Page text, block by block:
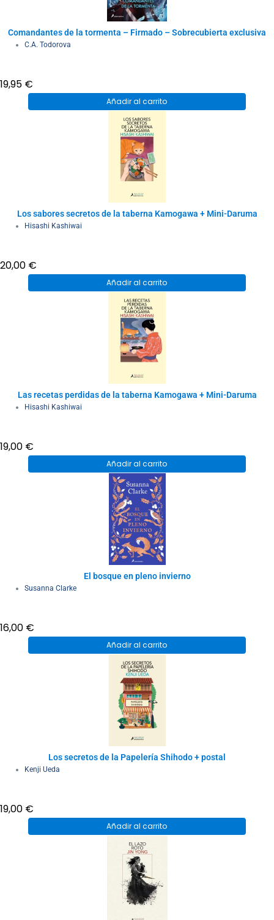
Comandantes de la tormenta – Firmado – Sobrecubierta exclusiva
C.A. Todorova
19,95 €
Añadir al carrito
Los sabores secretos de la taberna Kamogawa + Mini-Daruma
Hisashi Kashiwai
20,00 €
Añadir al carrito
Las recetas perdidas de la taberna Kamogawa + Mini-Daruma
Hisashi Kashiwai
19,00 €
Añadir al carrito
El bosque en pleno invierno
Susanna Clarke
16,00 €
Añadir al carrito
Los secretos de la Papelería Shihodo + postal
Kenji Ueda
19,00 €
Añadir al carrito